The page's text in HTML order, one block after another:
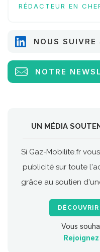
RÉDACTEUR EN
NOUS SUIVRE
NOTRE
UN MÉDIA
Si Gaz-Mobilite.fr
publicité sur toute
grâce au soutien
Vous